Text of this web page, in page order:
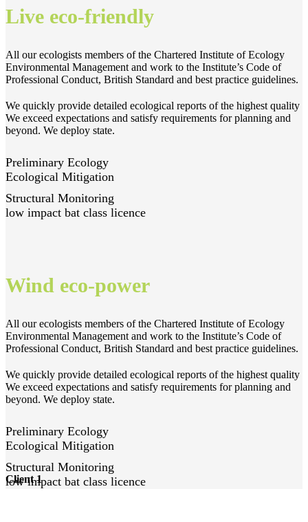
Live eco-friendly
All our ecologists members of the Chartered Institute of Ecology
Environmental Management and work to the Institute’s Code of
Professional Conduct, British Standard and best practice guidelines.
We quickly provide detailed ecological reports of the highest quality
We exceed expectations and satisfy requirements for planning and
beyond. We deploy state.
Preliminary Ecology
Ecological Mitigation
Structural Monitoring
low impact bat class licence
Wind eco-power
All our ecologists members of the Chartered Institute of Ecology
Environmental Management and work to the Institute’s Code of
Professional Conduct, British Standard and best practice guidelines.
We quickly provide detailed ecological reports of the highest quality
We exceed expectations and satisfy requirements for planning and
beyond. We deploy state.
Preliminary Ecology
Ecological Mitigation
Structural Monitoring
low impact bat class licence
Client 1